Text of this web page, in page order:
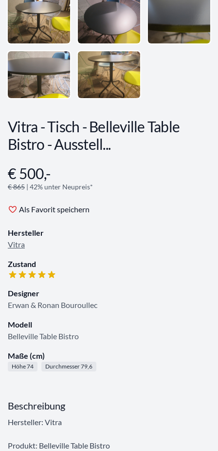
Vitra - Tisch - Belleville Table
Bistro - Ausstell...
Angebotsinformationen
€ 500,-
€ 865 | 42% unter Neupreis*
Als Favorit speichern
Hersteller
Vitra
Zustand
Designer
Erwan & Ronan Bouroullec
Modell
Belleville Table Bistro
Maße (cm)
Höhe 74 Durchmesser 79,6
Beschreibung
Hersteller: Vitra
Produkt: Belleville Table Bistro